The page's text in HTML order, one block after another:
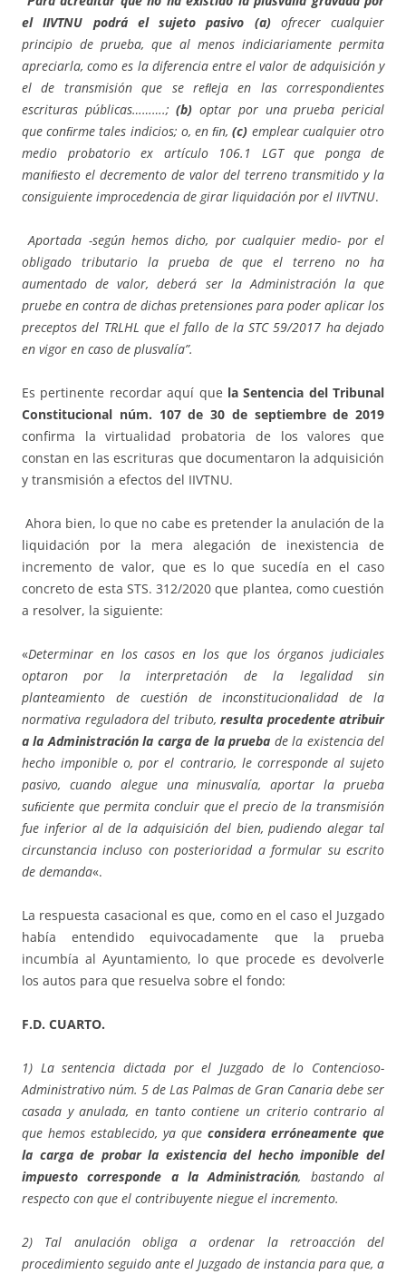
el IIVTNU podrá el sujeto pasivo
(a)ofrecer cualquier
principio de prueba, que al menos indiciariamente permita
apreciarla, como es la diferencia entre el valor de adquisición y
el de transmisión que se reﬂeja en las correspondientes
escrituras públicas……….;(b) optar por una prueba pericial
que conﬁrme tales indicios; o, en ﬁn,(c) emplear cualquier otro
medio probatorio ex artículo 106.1 LGT que ponga de
maniﬁesto el decremento de valor del terreno transmitido y la
consiguiente improcedencia de girar liquidación por el IIVTNU.
Aportada -según hemos dicho, por cualquier medio- por el
obligado tributario la prueba de que el terreno no ha
aumentado de valor, deberá ser la Administración la que
pruebe en contra de dichas pretensiones para poder aplicar los
preceptos del TRLHL que el fallo de la STC 59/2017 ha dejado
en vigor en caso de plusvalía”.
Es pertinente recordar aquí que la Sentencia del Tribunal
Constitucional núm. 107 de 30 de septiembre de 2019
confirma la virtualidad probatoria de los valores que
constan en las escrituras que documentaron la adquisición
y transmisión a efectos del IIVTNU.
Ahora bien, lo que no cabe es pretender la anulación de la
liquidación por la mera alegación de inexistencia de
incremento de valor, que es lo que sucedía en el caso
concreto de esta STS. 312/2020 que plantea, como cuestión
a resolver, la siguiente:
«Determinar en los casos en los que los órganos judiciales
optaron por la interpretación de la legalidad sin
planteamiento de cuestión de inconstitucionalidad de la
normativa reguladora del tributo, resulta procedente atribuir
a la Administración la carga de la prueba de la existencia del
hecho imponible o, por el contrario, le corresponde al sujeto
pasivo, cuando alegue una minusvalía, aportar la prueba
suﬁciente que permita concluir que el precio de la transmisión
fue inferior al de la adquisición del bien, pudiendo alegar tal
circunstancia incluso con posterioridad a formular su escrito
de demanda«.
La respuesta casacional es que, como en el caso el Juzgado
había entendido equivocadamente que la prueba
incumbía al Ayuntamiento, lo que procede es devolverle
los autos para que resuelva sobre el fondo:
F.D. CUARTO.
1) La sentencia dictada por el Juzgado de lo Contencioso-
Administrativo núm. 5 de Las Palmas de Gran Canaria debe ser
casada y anulada, en tanto contiene un criterio contrario al
que hemos establecido, ya que considera erróneamente que
la carga de probar la existencia del hecho imponible del
impuesto corresponde a la Administración, bastando al
respecto con que el contribuyente niegue el incremento.
2) Tal anulación obliga a ordenar la retroacción del
procedimiento seguido ante el Juzgado de instancia para que, a